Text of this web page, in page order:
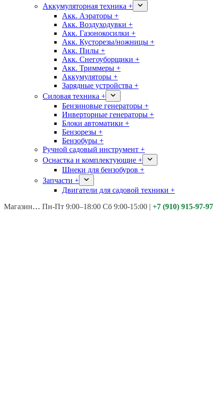
Аккумуляторная техника +
Акк. Аэраторы +
Акк. Воздуходувки +
Акк. Газонокосилки +
Акк. Кусторезы/ножницы +
Акк. Пилы +
Акк. Снегоуборщики +
Акк. Триммеры +
Аккумуляторы +
Зарядные устройства +
Силовая техника +
Бензиновые генераторы +
Инверторные генераторы +
Блоки автоматики +
Бензорезы +
Бензобуры +
Ручной садовый инструмент +
Оснастка и комплектующие +
Шнеки для бензобуров +
Запчасти +
Двигатели для садовой техники +
Магазины: Калуга ул. Московская д.113
Пн-Пт 9:00–18:00 Сб 9:00-15:00 | +7 (910) 915-97-97